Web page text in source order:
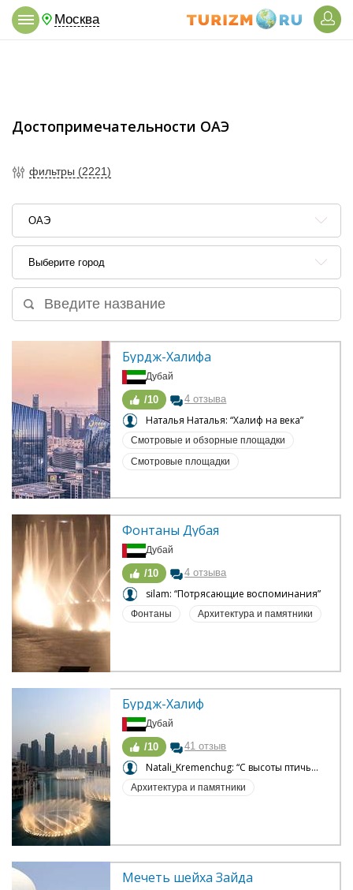
Москва
Достопримечательности ОАЭ
фильтры (2221)
ОАЭ
Выберите город
Бурдж-Халифа
Дубай
/10 4 отзыва
Наталья Наталья: “Халиф на века”
Смотровые и обзорные площадки
Смотровые площадки
Фонтаны Дубая
Дубай
/10 4 отзыва
silam: “Потрясающие воспоминания”
Фонтаны Архитектура и памятники
Бурдж-Халиф
Дубай
/10 41 отзыв
Natali_Kremenchug: “С высоты птичьего полета”
Архитектура и памятники
Мечеть шейха Зайда